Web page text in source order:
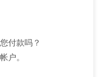
付款吗？
户。